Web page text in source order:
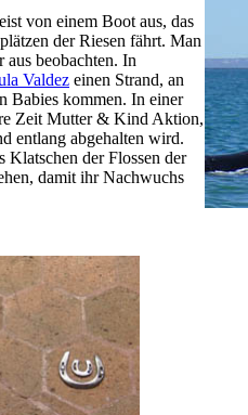
von einem Boot aus, das
der Riesen fährt. Man
aus beobachten. In
Valdez einen Strand, an
Babies kommen. In einer
Zeit Mutter & Kind Aktion,
entlang abgehalten wird.
Klatschen der Flossen der
damit ihr Nachwuchs